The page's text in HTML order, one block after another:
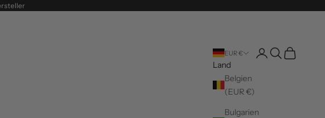
EUR €
Land
Belgien
(EUR €)
Bulgarien
Suche öffnen